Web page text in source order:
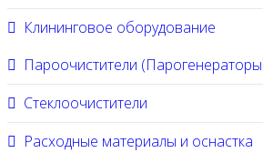
Клининговое оборудование
Пароочистители
Стеклоочистители
Расходные материалы и оснастка